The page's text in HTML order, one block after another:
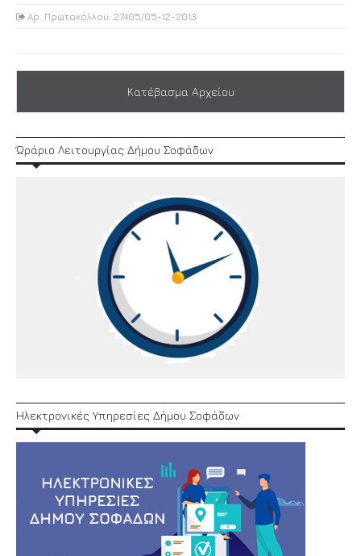
Αρ. Πρωτοκόλλου: 27405/05-12-2013
Κατέβασμα Αρχείου
Ώράριο Λειτουργίας Δήμου Σοφάδων
Ηλεκτρονικές Υπηρεσίες Δήμου Σοφάδων